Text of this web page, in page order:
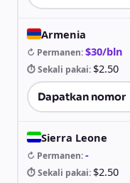
Armenia
↻ Permanen:$30/bln
⏱ Sekali pakai: $2.50
Dapatkan nomor
Sierra Leone
↻ Permanen:-
⏱ Sekali pakai: $2.50